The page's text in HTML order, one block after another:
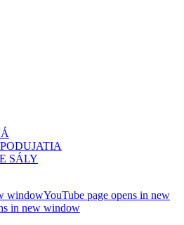
SÁLY
windowYouTube page opens in new
in new window